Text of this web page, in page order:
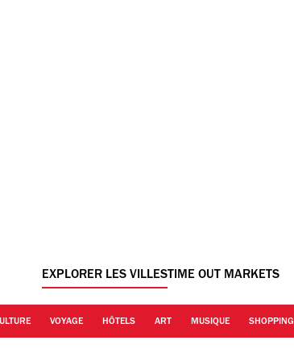
EXPLORER LES VILLESTIME OUT MARKETS
VOYAGE HÔTELS ART MUSIQUE SHOPPING